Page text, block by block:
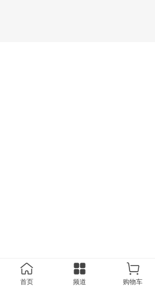
首页 频道 购物车